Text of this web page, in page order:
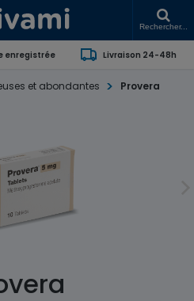
Rechercher...
enregistrée Livraison 24-48h
et abondantes Provera